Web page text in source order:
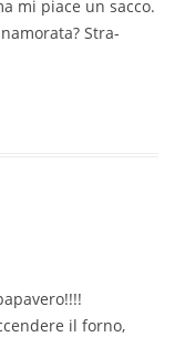
mi piace un sacco.
Stra-
il forno,